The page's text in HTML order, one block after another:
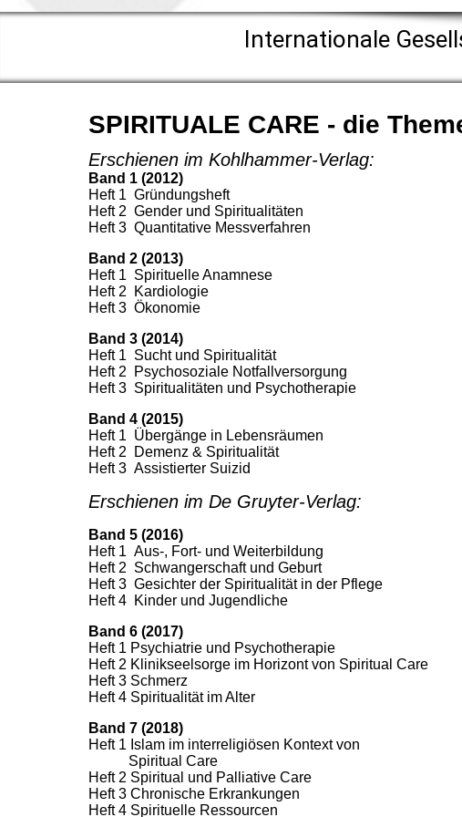
Internationale
SPIRITUALE CARE - die
Erschienen im Kohlhammer-Verlag:
Band 1 (2012)
Heft 1 Gründungsheft
Heft 2 Gender und Spiritualitäten
Heft 3 Quantitative Messverfahren
Band 2 (2013)
Heft 1 Spirituelle Anamnese
Heft 2 Kardiologie
Heft 3 Ökonomie
Band 3 (2014)
Heft 1 Sucht und Spiritualität
Heft 2 Psychosoziale Notfallversorgung
Heft 3 Spiritualitäten und Psychotherapie
Band 4 (2015)
Heft 1 Übergänge in Lebensräumen
Heft 2 Demenz & Spiritualität
Heft 3 Assistierter Suizid
Erschienen im De Gruyter-Verlag:
Band 5 (2016)
Heft 1 Aus-, Fort- und Weiterbildung
Heft 2 Schwangerschaft und Geburt
Heft 3 Gesichter der Spiritualität in der Pflege
Heft 4 Kinder und Jugendliche
Band 6 (2017)
Heft 1 Psychiatrie und Psychotherapie
Heft 2 Klinikseelsorge im Horizont von Spiritual Care
Heft 3 Schmerz
Heft 4 Spiritualität im Alter
Band 7 (2018)
Heft 1 Islam im interreligiösen Kontext von
Spiritual Care
Heft 2 Spiritual und Palliative Care
Heft 3 Chronische Erkrankungen
Heft 4 Spirituelle Ressourcen